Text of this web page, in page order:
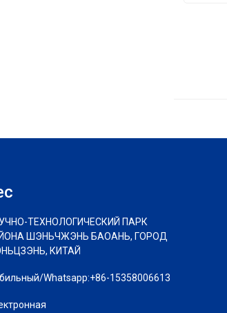
ТЕХНОЛОГИЧЕСКИЙ ПАРК
ШЭНЬЧЖЭНЬ БАОАНЬ, ГОРОД
КИТАЙ
Whatsapp:+86-15358006613